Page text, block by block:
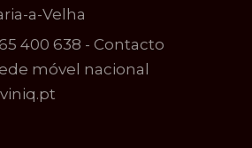
a-Velha
400 638 - Contacto
móvel nacional